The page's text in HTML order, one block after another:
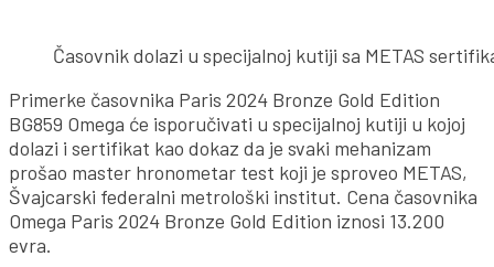
Časovnik dolazi u specijalnoj kutiji sa METAS
Primerke časovnika Paris 2024 Bronze Gold Edition
BG859 Omega će isporučivati u specijalnoj kutiji u kojoj
dolazi i sertifikat kao dokaz da je svaki mehanizam
prošao master hronometar test koji je sproveo METAS,
Švajcarski federalni metrološki institut. Cena časovnika
Omega Paris 2024 Bronze Gold Edition iznosi 13.200
evra.